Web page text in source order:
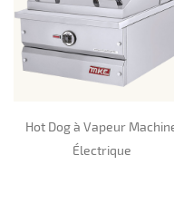
Hot Dog à Vapeur
Électrique